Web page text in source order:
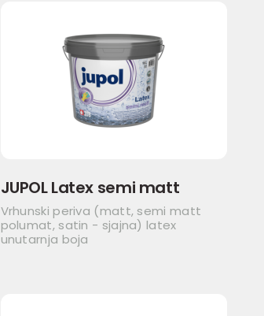
JUPOL Latex semi matt
Vrhunski periva (matt, semi matt
polumat, satin - sjajna) latex
unutarnja boja